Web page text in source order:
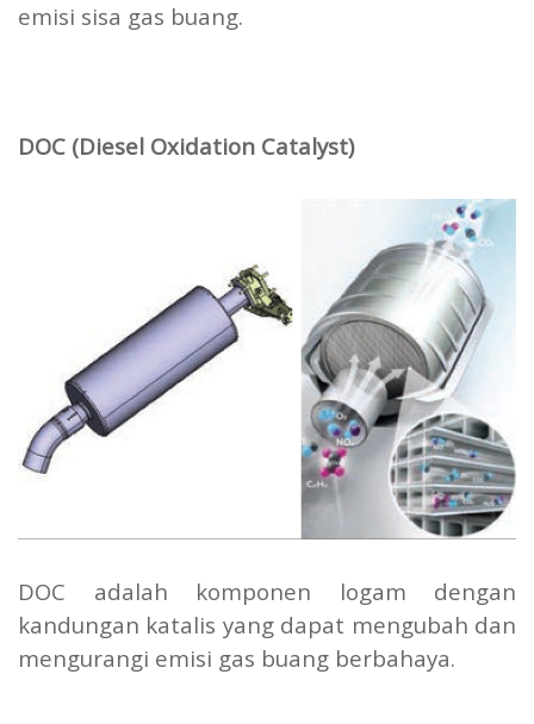
emisi sisa gas buang.
DOC (Diesel Oxidation Catalyst)
DOC adalah komponen logam dengan
kandungan katalis yang dapat mengubah dan
mengurangi emisi gas buang berbahaya.